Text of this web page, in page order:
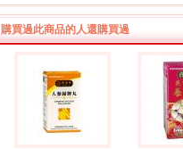
購買過此商品的人還購買過